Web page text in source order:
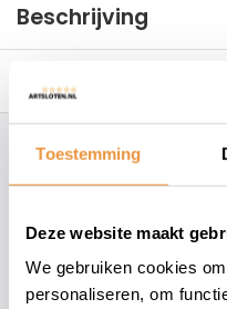
Toestemming
Deze website maakt
We gebruiken cookies
personaliseren, om
Beschrijving
Reviews
Hoe kunnen wij je
+31 78 780 2330